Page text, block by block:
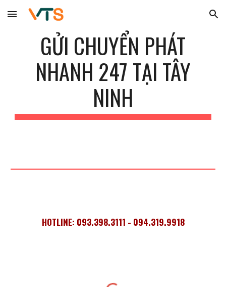
Skip to main content Skip to navigation
GỬI CHUYỂN PHÁT
NHANH 247 TẠI TÂY
NINH
HOTLINE: 093.398.3111 - 094.319.9918